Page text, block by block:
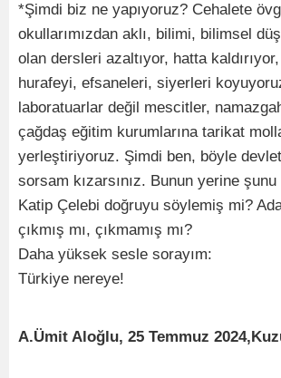
*Şimdi biz ne yapıyoruz? Cehalete
okullarımızdan aklı, bilimi, bilimsel
olan dersleri azaltıyor, hatta
hurafeyi, efsaneleri, siyerleri
laboratuarlar değil mescitler,
çağdaş eğitim kurumlarına tarikat
yerleştiriyoruz. Şimdi ben, böyle
sorsam kızarsınız. Bunun yerine şunu
Katip Çelebi doğruyu söylemiş mi?
çıkmış mı, çıkmamış mı?
Daha yüksek sesle sorayım:
Türkiye nereye!
A.Ümit Aloğlu, 25 Temmuz